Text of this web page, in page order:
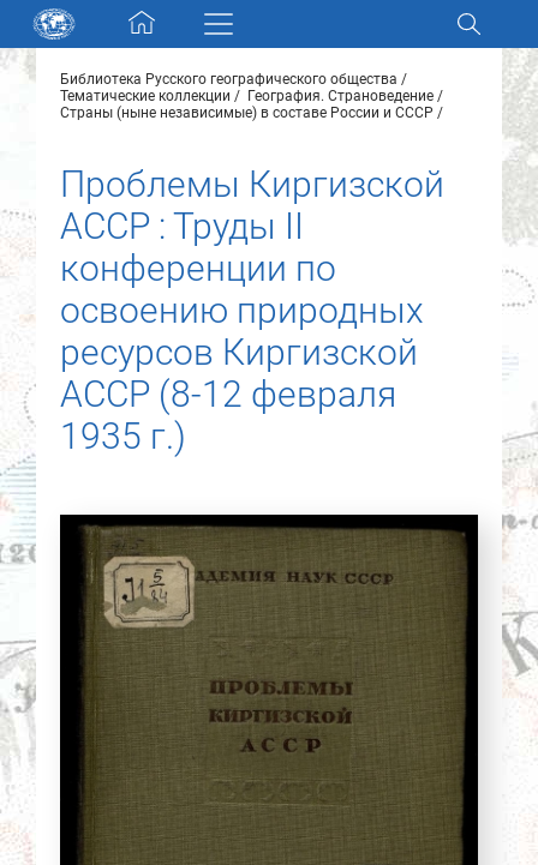
Skip navigation
Разделы и коллекции
Новости
О нас
Контакты
Партнеры
Библиотека Русского географического общества
Тематические коллекции
География. Страноведение
Страны (ныне независимые) в составе России и СССР
Проблемы Киргизской
АССР : Труды II
конференции по
освоению природных
ресурсов Киргизской
АССР (8-12 февраля
1935 г.)